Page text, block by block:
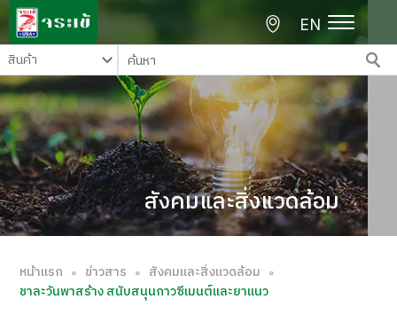
EN
สังคมและสิ่งแวดล้อม
หน้าแรก ∘ ข่าวสาร ∘ สังคมและสิ่งแวดล้อม ∘
ชาละวันพาสร้าง สนับสนุนกาวซีเมนต์และยาแนว